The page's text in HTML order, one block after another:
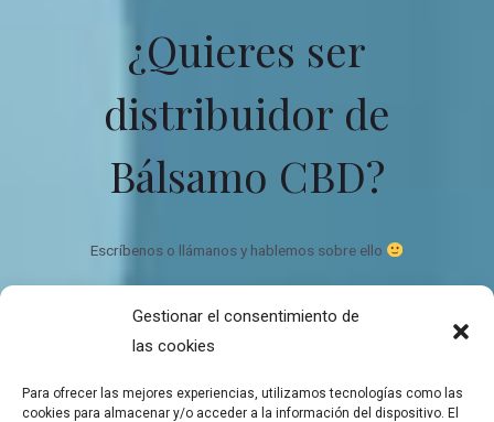
Gestionar el consentimiento de
las cookies
Para ofrecer las mejores experiencias, utilizamos tecnologías como las
cookies para almacenar y/o acceder a la información del dispositivo. El
¿Quieres ser
distribuidor de
Bálsamo CBD?
Escríbenos o llámanos y hablemos sobre ello
Bálsamo de CBD Ecológico y orgánico
Quien somos
Mapa del sitio